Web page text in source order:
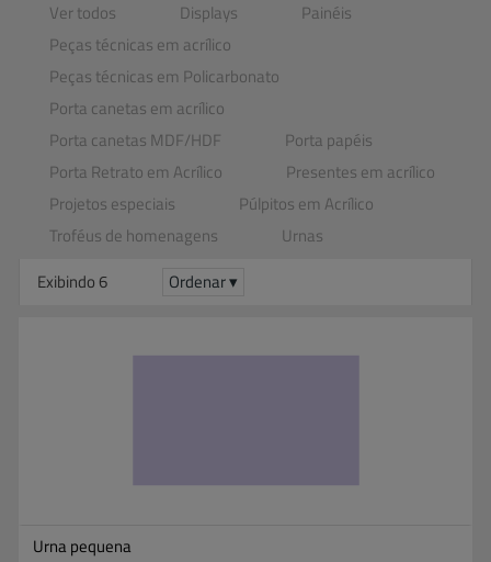
Ver todos Displays
Painéis
Peças técnicas em acrílico
Peças técnicas em Policarbonato
Porta canetas em acrílico
Porta canetas MDF​/​HDF
Porta papéis
Porta Retrato em Acrílico
Presentes em acrílico
Projetos especiais
Púlpitos em Acrílico
Troféus de homenagens
Urnas
Exibindo 6
Ordenar ▾
Urna pequena